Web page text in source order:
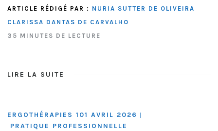
ARTICLE RÉDIGÉ PAR : NURIA SUTTER DE OLIVEIRA
CLARISSA DANTAS DE CARVALHO
35 MINUTES DE LECTURE
LIRE LA SUITE
ERGOTHÉRAPIES 101 AVRIL 2026
PRATIQUE PROFESSIONNELLE